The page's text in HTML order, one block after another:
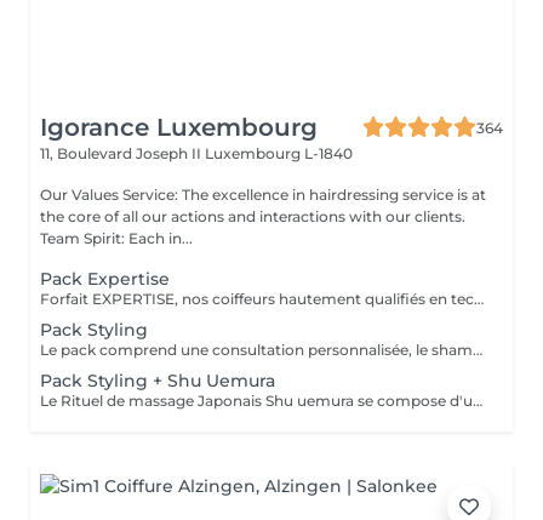
Igorance Luxembourg
364
11, Boulevard Joseph II Luxembourg L-1840
Our Values Service: The excellence in hairdressing service is at
the core of all our actions and interactions with our clients.
Team Spirit: Each in...
Pack Expertise
Forfait EXPERTISE, nos coiffeurs hautement qualifiés en technique anglo-saxonne, en formation continu et diplômés d’une académie anglaise à Paris. Vous offre une séance d’une heure avec votre coach en suivi beauté. Ce pack inclus : 1 h de prestation Un diagnostique personnalisé Shampoing spécifique Haircare Conditioner spécifique Produit de coiffage Coupe Styling Produit de finition
Pack Styling
Le pack comprend une consultation personnalisée, le shampooing et le conditionneur spécifiques REDKEN , le séchage et les produits de styling REDKEN * Tarifs à titre indicatifs à confirmer après la consultation personnalisée établit auprès de votre coiffeur/stylist/spécialiste * La direction se réserve le droit d’apporter des modifications pour le bon fonctionnement du salon
Pack Styling + Shu Uemura
Le Rituel de massage Japonais Shu uemura se compose d'un shampooing et d'un soin d'une durée de 30 minutes pour une relaxation une une réparation intense du cheveu et ensuite le pack styling